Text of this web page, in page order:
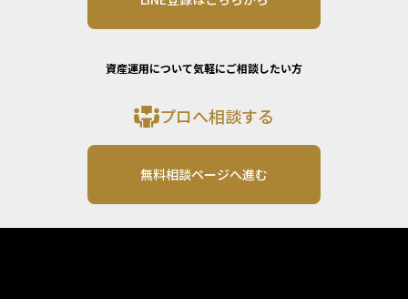
資産運用について気軽にご相談したい方
プロへ相談する
無料相談ページへ進む